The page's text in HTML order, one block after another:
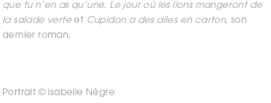
que tu n’en as qu’une, Le jour où les lions mangeront de
la salade verte et Cupidon a des ailes en carton, son
dernier roman.
Portrait ©Isabelle Nègre